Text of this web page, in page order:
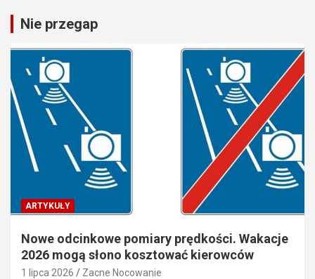
Nie przegap
ARTYKUŁY
Nowe odcinkowe pomiary prędkości. Wakacje
2026 mogą słono kosztować kierowców
1 lipca 2026 Zacne Nocowanie